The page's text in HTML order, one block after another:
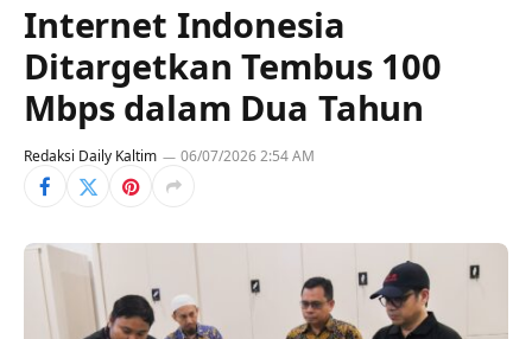
Internet Indonesia
Ditargetkan Tembus 100
Mbps dalam Dua Tahun
Redaksi Daily Kaltim 06/07/2026 2:54 AM